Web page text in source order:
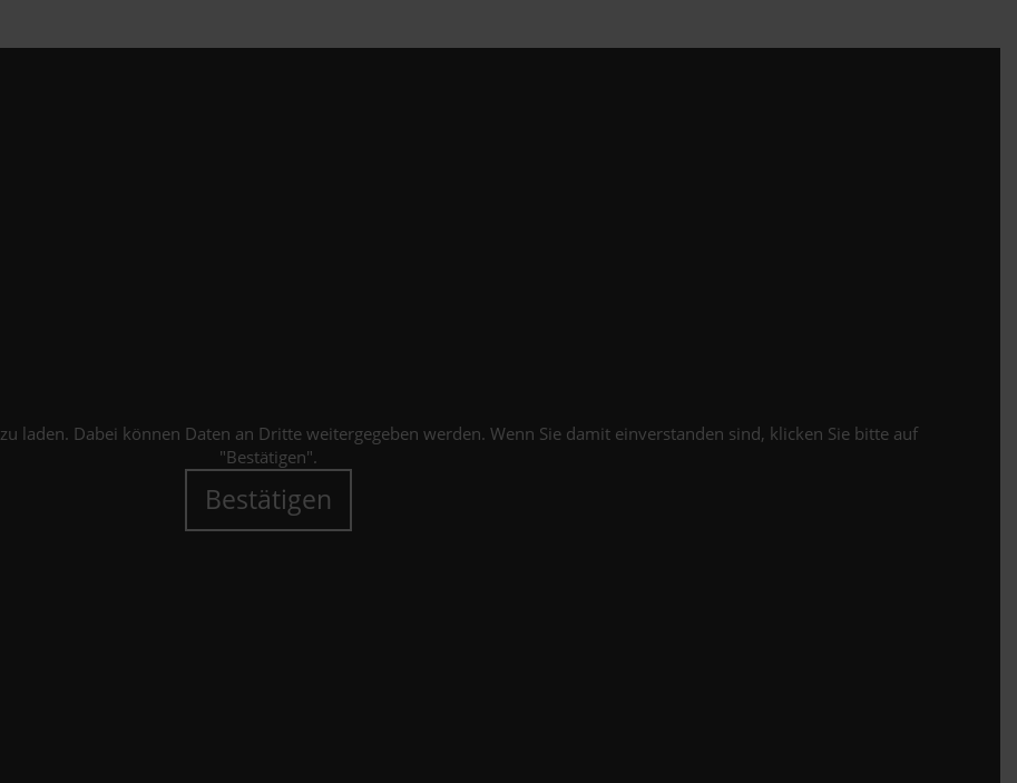
zu laden. Dabei können Daten an Dritte weitergegeben werden. Wenn Sie damit einverstanden sind, klicken Sie bitte auf
"Bestätigen".
Bestätigen